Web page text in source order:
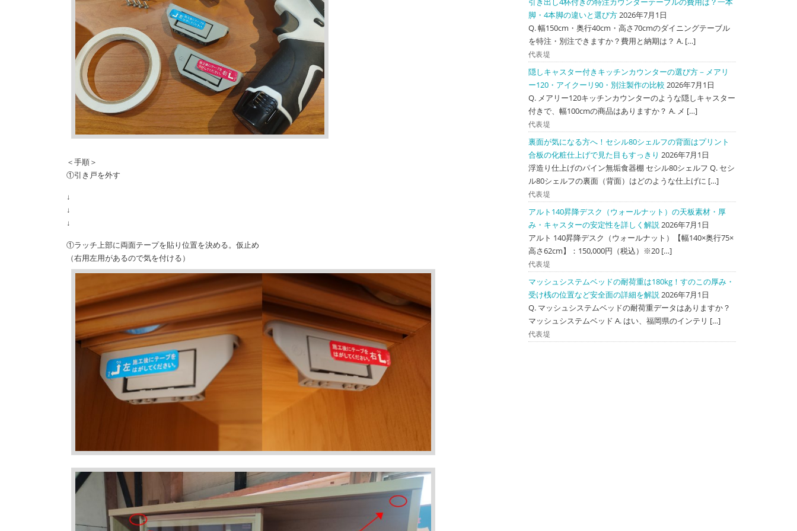
＜手順＞
①引き戸を外す
↓
↓
↓
①ラッチ上部に両面テープを貼り位置を決める。仮止め
（右用左用があるので気を付ける）
脚・4本脚の違いと選び方 2026年7月1日
Q. 幅150cm・奥行40cm・高さ70cmのダイニングテーブル
を特注・別注できますか？費用と納期は？ A. […]
代表堤
隠しキャスター付きキッチンカウンターの選び方－メアリ
ー120・アイクーリ90・別注製作の比較 2026年7月1日
Q. メアリー120キッチンカウンターのような隠しキャスター
付きで、幅100cmの商品はありますか？ A. メ […]
代表堤
裏面が気になる方へ！セシル80シェルフの背面はプリント
合板の化粧仕上げで見た目もすっきり 2026年7月1日
浮造り仕上げのパイン無垢食器棚 セシル80シェルフ Q. セシ
ル80シェルフの裏面（背面）はどのような仕上げに […]
代表堤
アルト140昇降デスク（ウォールナット）の天板素材・厚
み・キャスターの安定性を詳しく解説 2026年7月1日
アルト 140昇降デスク（ウォールナット）【幅140×奥行75×
高さ62cm】：150,000円（税込）※20 […]
代表堤
マッシュシステムベッドの耐荷重は180kg！すのこの厚み・
受け桟の位置など安全面の詳細を解説 2026年7月1日
Q. マッシュシステムベッドの耐荷重データはありますか？
マッシュシステムベッド A. はい、福岡県のインテリ […]
代表堤